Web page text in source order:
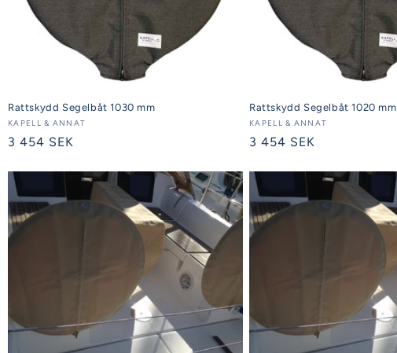
Rattskydd Segelbåt 1030 mm
Säljare:
KAPELL & ANNAT
Ordinarie
3 454 SEK
Rattskydd Segelbåt 1020 mm
Säljare:
KAPELL & ANNAT
Ordinarie
3 454 SEK